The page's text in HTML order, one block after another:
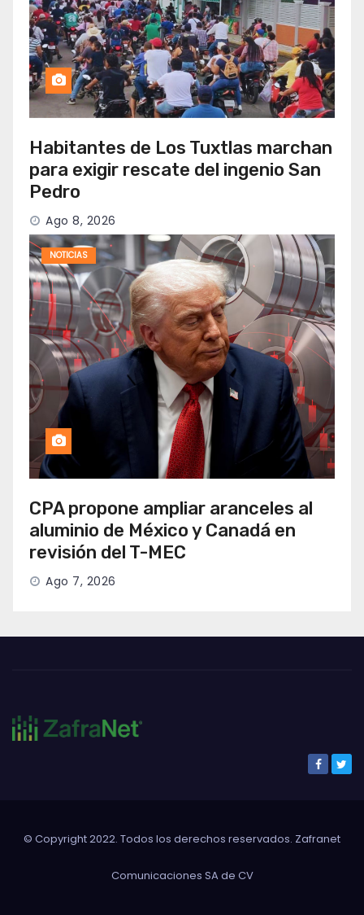
Habitantes de Los Tuxtlas marchan
para exigir rescate del ingenio San
Pedro
Ago 8, 2026
NOTICIAS
CPA propone ampliar aranceles al
aluminio de México y Canadá en
revisión del T-MEC
Ago 7, 2026
© Copyright 2022. Todos los derechos reservados. Zafranet
Comunicaciones SA de CV